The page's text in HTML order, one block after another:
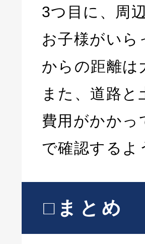
3つ目に、周
お子様がいら
からの距離は
また、道路
費用がかかっ
で確認するよ
□まとめ